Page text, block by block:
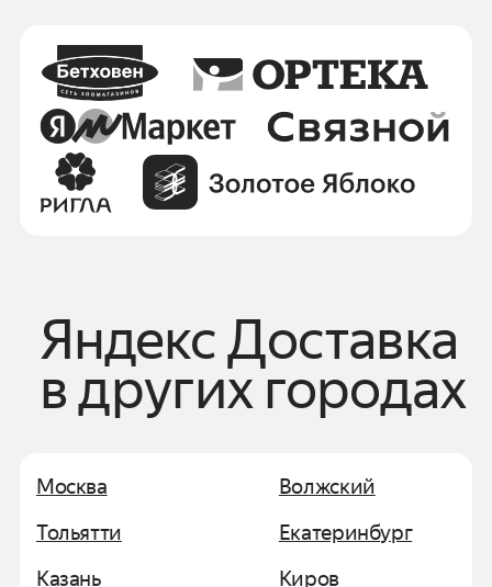
Яндекс Доставка
в других городах
Москва
Тольятти
Казань
Волжский
Екатеринбург
Киров